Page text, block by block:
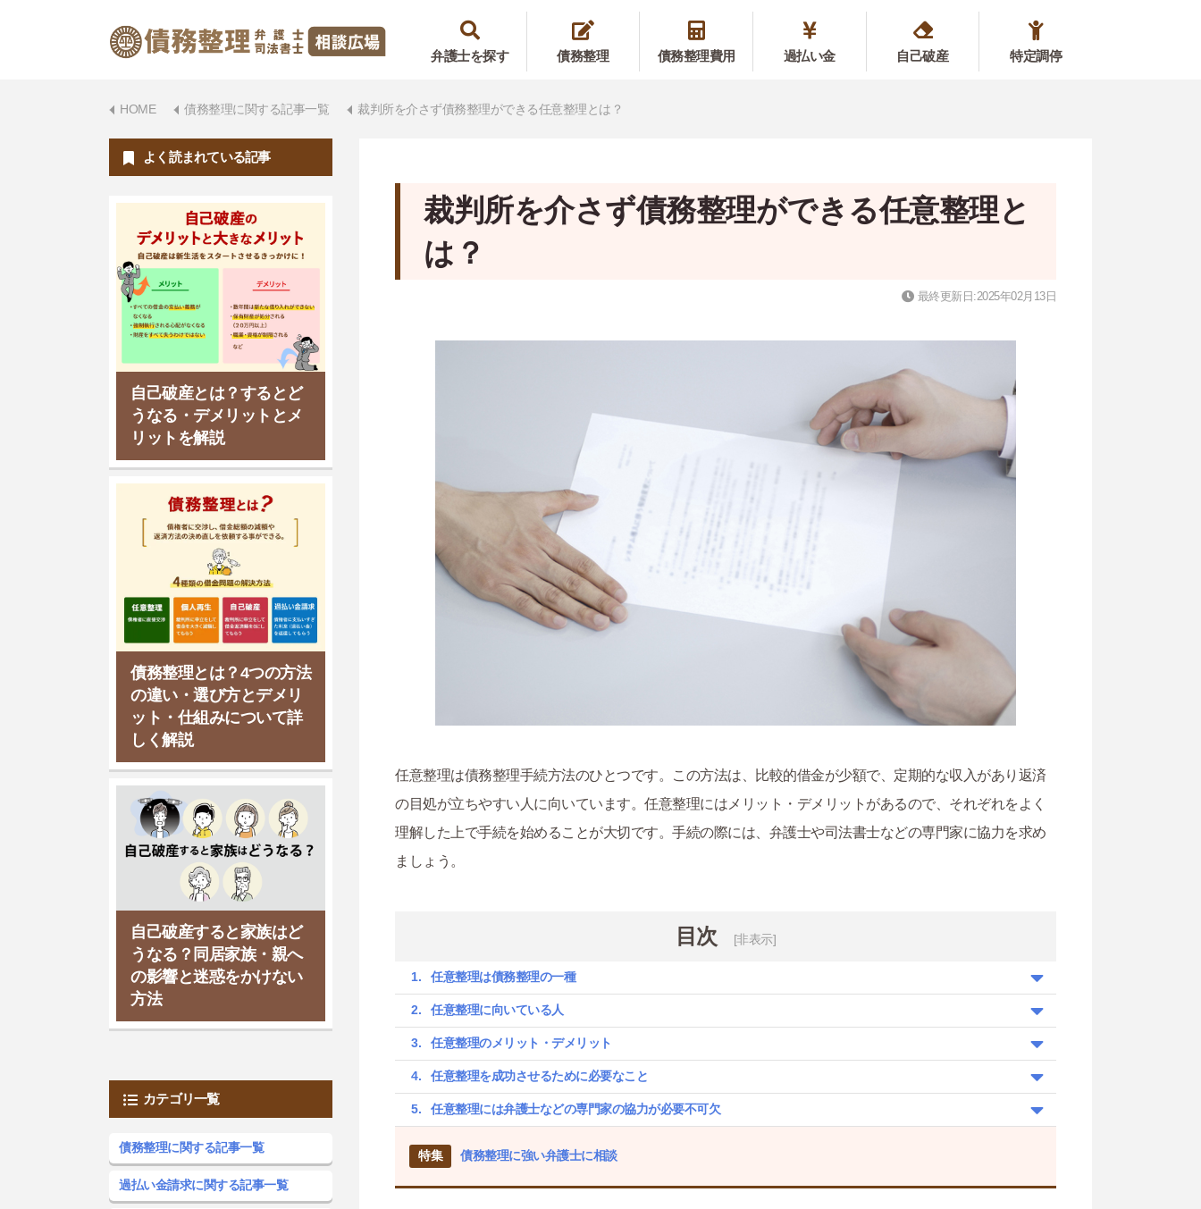
弁護士を探す 債務整理 債務整理費用 過払い金 自己破産 特定調停
HOME 債務整理に関する記事一覧 裁判所を介さず債務整理ができる任意整理とは？
裁判所を介さず債務整理ができる任意整理と
は？
最終更新日:2025年02月13日
任意整理は債務整理手続方法のひとつです。この方法は、比較的借金が少額で、定期的な収入があり返済
の目処が立ちやすい人に向いています。任意整理にはメリット・デメリットがあるので、それぞれをよく
理解した上で手続を始めることが大切です。手続の際には、弁護士や司法書士などの専門家に協力を求め
ましょう。
目次 [非表示]
任意整理は債務整理の一種
任意整理に向いている人
任意整理のメリット・デメリット
任意整理を成功させるために必要なこと
任意整理には弁護士などの専門家の協力が必要不可欠
特集 債務整理に強い弁護士に相談
よく読まれている記事
自己破産とは？するとど
うなる・デメリットとメ
リットを解説
債務整理とは？4つの方法
の違い・選び方とデメリ
ット・仕組みについて詳
しく解説
自己破産すると家族はど
うなる？同居家族・親へ
の影響と迷惑をかけない
方法
カテゴリ一覧
債務整理に関する記事一覧
過払い金請求に関する記事一覧